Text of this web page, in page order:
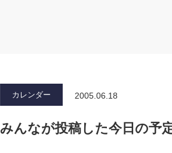
カレンダー 2005.06.18
みんなが投稿した今日の予